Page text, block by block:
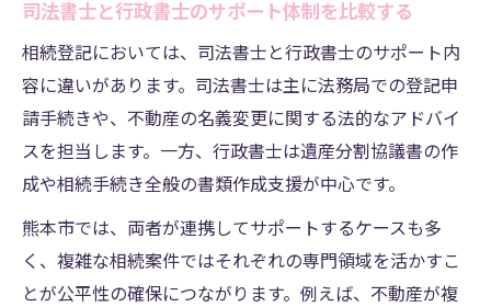
司法書士と行政書士のサポート体制を比較する
相続登記においては、司法書士と行政書士のサポート内
容に違いがあります。司法書士は主に法務局での登記申
請手続きや、不動産の名義変更に関する法的なアドバイ
スを担当します。一方、行政書士は遺産分割協議書の作
成や相続手続き全般の書類作成支援が中心です。
熊本市では、両者が連携してサポートするケースも多
く、複雑な相続案件ではそれぞれの専門領域を活かすこ
とが公平性の確保につながります。例えば、不動産が複